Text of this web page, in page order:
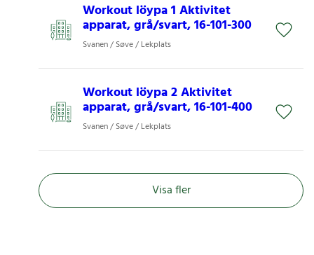
Workout löypa 1 Aktivitet
apparat, grå/svart, 16-101-300
Svanen / Søve / Lekplats
Workout löypa 2 Aktivitet
apparat, grå/svart, 16-101-400
Svanen / Søve / Lekplats
Visa fler